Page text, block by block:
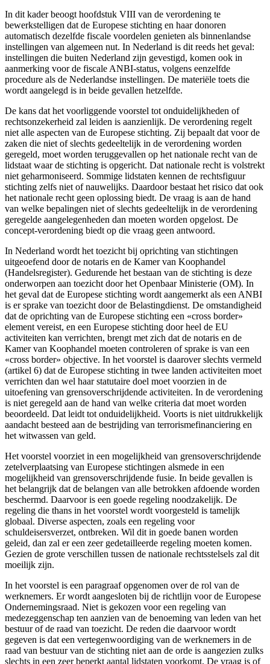
In dit kader beoogt hoofdstuk VIII van de verordening te
bewerkstelligen dat de Europese stichting en haar donoren
automatisch dezelfde fiscale voordelen genieten als binnenlandse
instellingen van algemeen nut. In Nederland is dit reeds het geval:
instellingen die buiten Nederland zijn gevestigd, komen ook in
aanmerking voor de fiscale ANBI-status, volgens eenzelfde
procedure als de Nederlandse instellingen. De materiële toets die
wordt aangelegd is in beide gevallen hetzelfde.
De kans dat het voorliggende voorstel tot onduidelijkheden of
rechtsonzekerheid zal leiden is aanzienlijk. De verordening regelt
niet alle aspecten van de Europese stichting. Zij bepaalt dat voor de
zaken die niet of slechts gedeeltelijk in de verordening worden
geregeld, moet worden teruggevallen op het nationale recht van de
lidstaat waar de stichting is opgericht. Dat nationale recht is volstrekt
niet geharmoniseerd. Sommige lidstaten kennen de rechtsfiguur
stichting zelfs niet of nauwelijks. Daardoor bestaat het risico dat ook
het nationale recht geen oplossing biedt. De vraag is aan de hand
van welke bepalingen niet of slechts gedeeltelijk in de verordening
geregelde aangelegenheden dan moeten worden opgelost. De
concept-verordening biedt op die vraag geen antwoord.
In Nederland wordt het toezicht bij oprichting van stichtingen
uitgeoefend door de notaris en de Kamer van Koophandel
(Handelsregister). Gedurende het bestaan van de stichting is deze
onderworpen aan toezicht door het Openbaar Ministerie (OM). In
het geval dat de Europese stichting wordt aangemerkt als een ANBI
is er sprake van toezicht door de Belastingdienst. De omstandigheid
dat de oprichting van de Europese stichting een «cross border»
element vereist, en een Europese stichting door heel de EU
activiteiten kan verrichten, brengt met zich dat de notaris en de
Kamer van Koophandel moeten controleren of sprake is van een
«cross border» objective. In het voorstel is daarover slechts vermeld
(artikel 6) dat de Europese stichting in twee landen activiteiten moet
verrichten dan wel haar statutaire doel moet voorzien in de
uitoefening van grensoverschrijdende activiteiten. In de verordening
is niet geregeld aan de hand van welke criteria dat moet worden
beoordeeld. Dat leidt tot onduidelijkheid. Voorts is niet uitdrukkelijk
aandacht besteed aan de bestrijding van terrorismefinanciering en
het witwassen van geld.
Het voorstel voorziet in een mogelijkheid van grensoverschrijdende
zetelverplaatsing van Europese stichtingen alsmede in een
mogelijkheid van grensoverschrijdende fusie. In beide gevallen is
het belangrijk dat de belangen van alle betrokken afdoende worden
beschermd. Daarvoor is een goede regeling noodzakelijk. De
regeling die thans in het voorstel wordt voorgesteld is tamelijk
globaal. Diverse aspecten, zoals een regeling voor
schuldeisersverzet, ontbreken. Wil dit in goede banen worden
geleid, dan zal er een zeer gedetailleerde regeling moeten komen.
Gezien de grote verschillen tussen de nationale rechtsstelsels zal dit
moeilijk zijn.
In het voorstel is een paragraaf opgenomen over de rol van de
werknemers. Er wordt aangesloten bij de richtlijn voor de Europese
Ondernemingsraad. Niet is gekozen voor een regeling van
medezeggenschap ten aanzien van de benoeming van leden van het
bestuur of de raad van toezicht. De reden die daarvoor wordt
gegeven is dat een vertegenwoordiging van de werknemers in de
raad van bestuur van de stichting niet aan de orde is aangezien zulks
slechts in een zeer beperkt aantal lidstaten voorkomt. De vraag is of